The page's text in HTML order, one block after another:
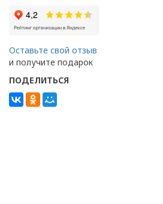
Оставьте свой отзыв
и получите подарок
ПОДЕЛИТЬСЯ